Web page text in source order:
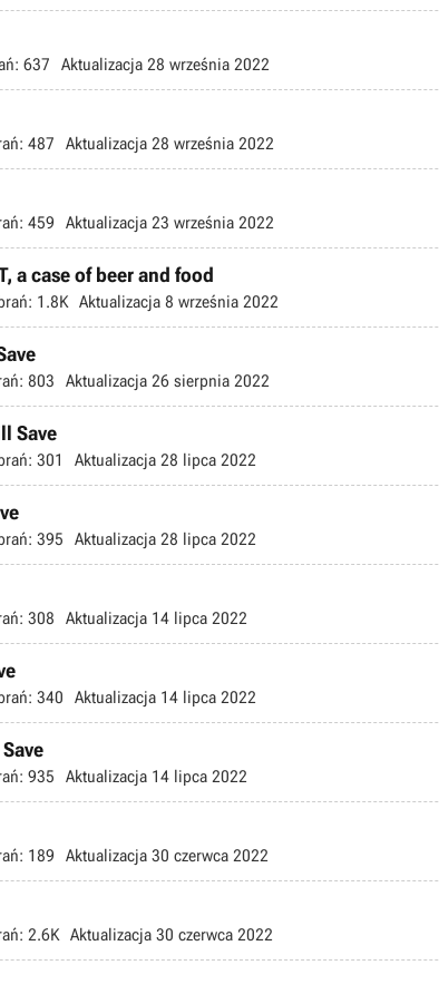
637 Aktualizacja 28 września 2022
487 Aktualizacja 28 września 2022
459 Aktualizacja 23 września 2022
a case of beer and food
1.8K Aktualizacja 8 września 2022
803 Aktualizacja 26 sierpnia 2022
Save
301 Aktualizacja 28 lipca 2022
395 Aktualizacja 28 lipca 2022
308 Aktualizacja 14 lipca 2022
340 Aktualizacja 14 lipca 2022
935 Aktualizacja 14 lipca 2022
189 Aktualizacja 30 czerwca 2022
2.6K Aktualizacja 30 czerwca 2022